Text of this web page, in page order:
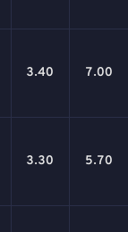
3.40 7.00
3.30 5.70